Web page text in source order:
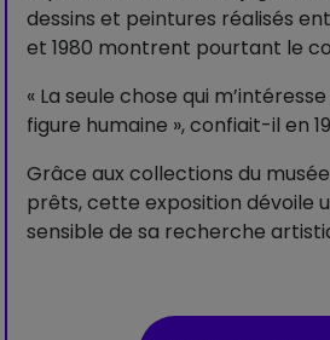
dessins et peintures réalisés
et 1980 montrent pourtant le
« La seule chose qui
figure humaine », confiait-il en
Grâce aux collections du
prêts, cette exposition dévoile
sensible de sa recherche